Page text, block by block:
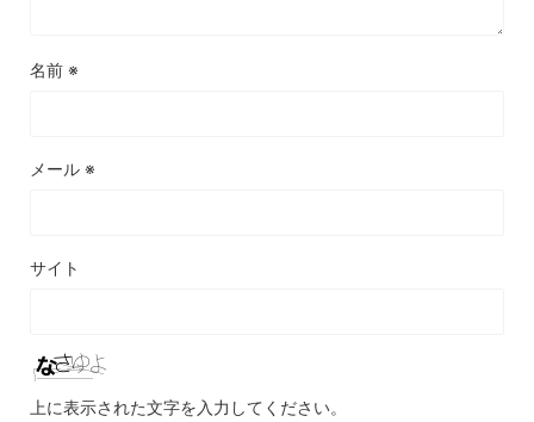
名前 ※
メール ※
サイト
上に表示された文字を入力してください。